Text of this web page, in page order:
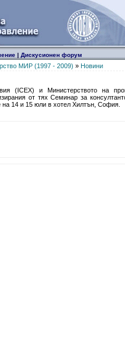
| Дискусионен форум
МИР (1997 - 2009) » Новини
(ICEX) и Министерството на
от тях Семинар за
14 и 15 юли в хотел Хилтън, София.